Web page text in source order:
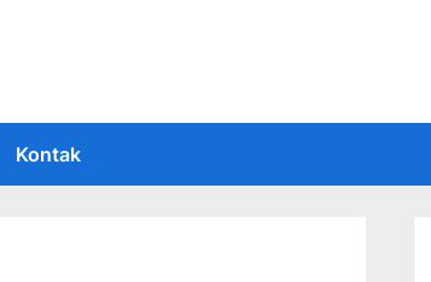
Kontak